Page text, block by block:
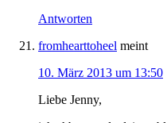
Antworten
fromhearttoheel meint
10. März 2013 um 13:50
Liebe Jenny,